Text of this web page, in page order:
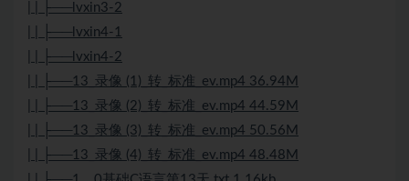
| | ├──lvxin3-2
| | ├──lvxin4-1
| | ├──lvxin4-2
| | ├──13_录像 (1)_转_标准_ev.mp4 36.94M
| | ├──13_录像 (2)_转_标准_ev.mp4 44.59M
| | ├──13_录像 (3)_转_标准_ev.mp4 50.56M
| | ├──13_录像 (4)_转_标准_ev.mp4 48.48M